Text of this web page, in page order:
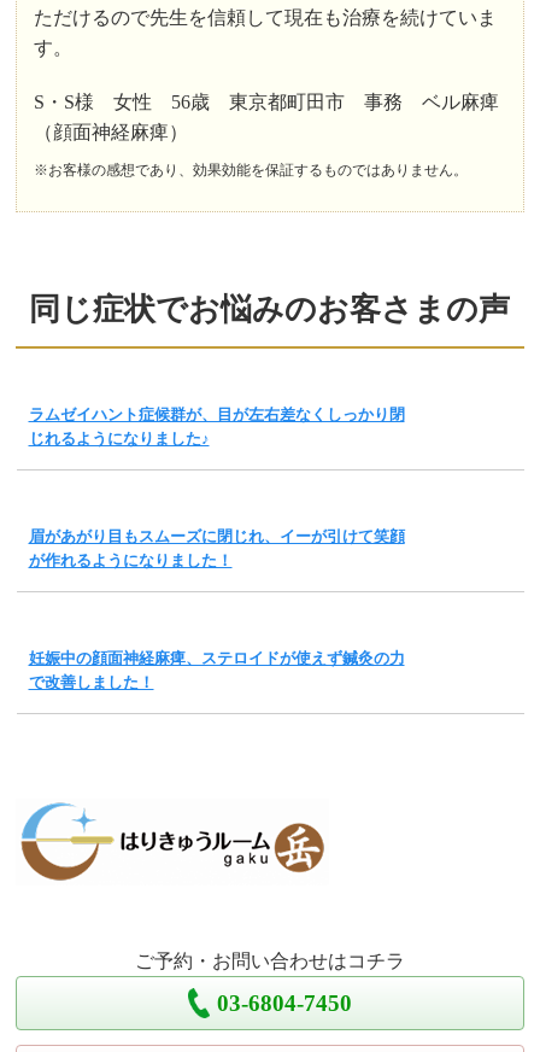
ただけるので先生を信頼して現在も治療を続けていま
す。
S・S様 女性 56歳 東京都町田市 事務 ベル麻痺
（顔面神経麻痺）
※お客様の感想であり、効果効能を保証するものではありません。
同じ症状でお悩みのお客さまの声
ラムゼイハント症候群が、目が左右差なくしっかり閉
じれるようになりました♪
眉があがり目もスムーズに閉じれ、イーが引けて笑顔
が作れるようになりました！
妊娠中の顔面神経麻痺、ステロイドが使えず鍼灸の力
で改善しました！
ご予約・お問い合わせはコチラ
03-6804-7450